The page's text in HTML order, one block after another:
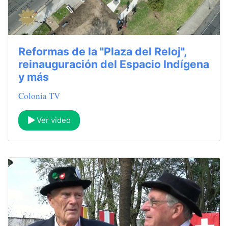
Reformas de la "Plaza del Reloj",
reinauguración del Espacio Indígena
y más
Colonia TV
Ver video